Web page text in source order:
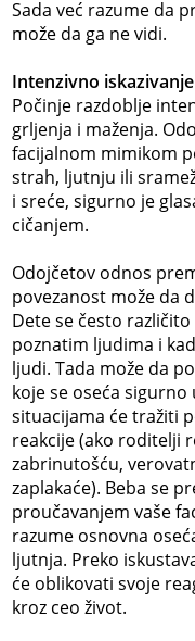
Sada već razume da
može da ga ne vidi.
Intenzivno
Počinje razdoblje
grljenja i maženja.
facijalnom mimikom
strah, ljutnju ili
i sreće, sigurno je
cičanjem.
Odojčetov odnos
povezanost može da
Dete se često
poznatim ljudima i
ljudi. Tada može da
koje se oseća
situacijama će tražiti
reakcije (ako roditelji
zabrinutošću,
zaplakaće). Beba se
proučavanjem vaše
razume osnovna
ljutnja. Preko
će oblikovati svoje
kroz ceo život.